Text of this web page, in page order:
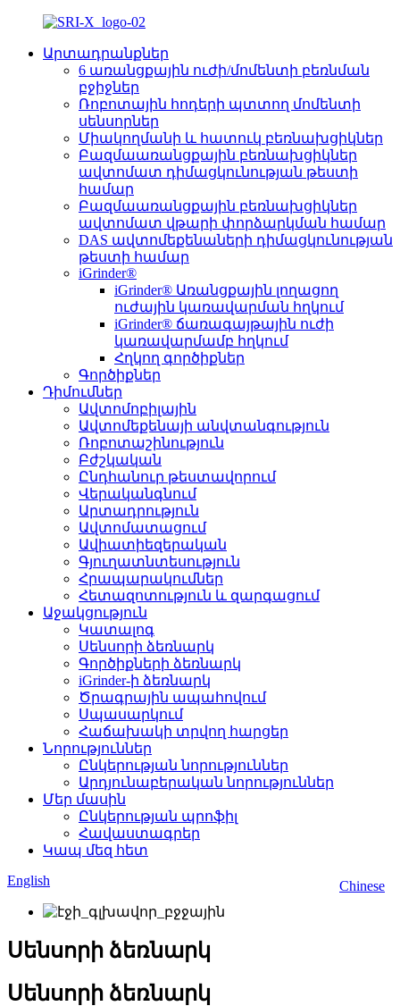
Արտադրանքներ
6 առանցքային ուժի/մոմենտի բեռնման
բջիջներ
Ռոբոտային հոդերի պտտող մոմենտի
սենսորներ
Միակողմանի և հատուկ բեռնախցիկներ
Բազմաառանցքային բեռնախցիկներ
ավտոմատ դիմացկունության թեստի
համար
Բազմաառանցքային բեռնախցիկներ
ավտոմատ վթարի փորձարկման համար
DAS ավտոմեքենաների դիմացկունության
թեստի համար
iGrinder®
iGrinder® Առանցքային լողացող
ուժային կառավարման հղկում
iGrinder® ճառագայթային ուժի
կառավարմամբ հղկում
Հղկող գործիքներ
Գործիքներ
Դիմումներ
Ավտոմոբիլային
Ավտոմեքենայի անվտանգություն
Ռոբոտաշինություն
Բժշկական
Ընդհանուր թեստավորում
Վերականգնում
Արտադրություն
Ավտոմատացում
Ավիատիեզերական
Գյուղատնտեսություն
Հրապարակումներ
Հետազոտություն և զարգացում
Աջակցություն
Կատալոգ
Սենսորի ձեռնարկ
Գործիքների ձեռնարկ
iGrinder-ի ձեռնարկ
Ծրագրային ապահովում
Սպասարկում
Հաճախակի տրվող հարցեր
Նորություններ
Ընկերության նորություններ
Արդյունաբերական նորություններ
Մեր մասին
Ընկերության պրոֆիլ
Հավաստագրեր
Կապ մեզ հետ
Chinese
English
Սենսորի ձեռնարկ
Սենսորի ձեռնարկ